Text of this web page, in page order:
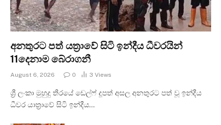
අනතුරට පත් යත්‍රාවේ සිටි ඉන්දීය ධීවරයින්
11දෙනාම බේරාගනී
August 6, 2026 0 3 Views
ශ්‍රී ලංකා මුහුදු තීරයේ ඩෙල්ෆ් දූපත් අසල අනතුරට පත් වූ ඉන්දීය
ධීවර යාත්‍රාවේ සිටි ඉන්දීය…